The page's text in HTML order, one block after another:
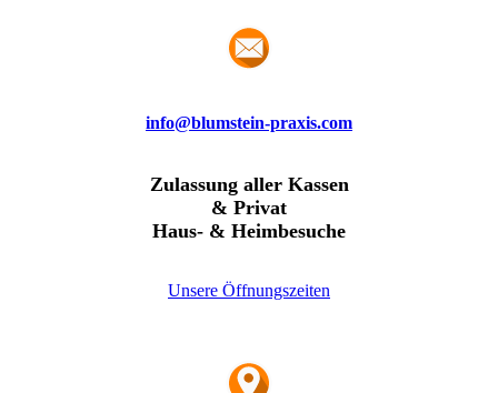
info@blumstein-praxis.com
Zulassung aller Kassen
& Privat
Haus- & Heimbesuche
Unsere Öffnungszeiten